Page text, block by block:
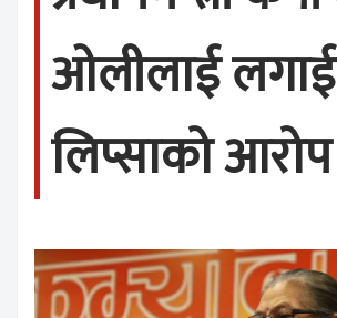
ओलीलाई
लिप्साको आरोप